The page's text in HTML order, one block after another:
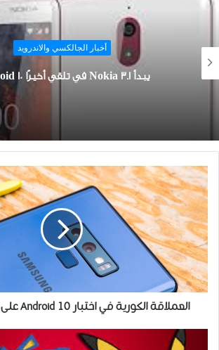
أخبار الجالكسي والاندرويد
يبدأ Nokia 3.1 في تلقي أخيرًا Android 10
العملاقة الكورية في اختبار Android 10 على Galaxy Note 9